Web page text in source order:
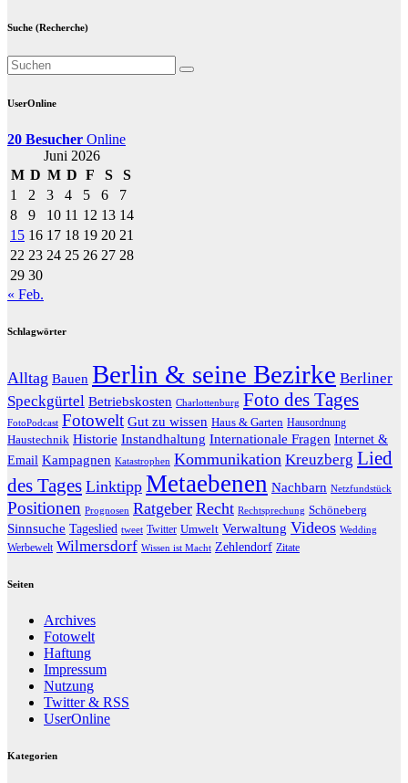
Suche (Recherche)
UserOnline
20 Besucher Online
Juni 2026
M D M D F S
S
1
2 3 4 5 6
7
8
9 10 11 12 13 14
15 16 17 18 19 20 21
22 23 24 25 26 27 28
29 30
« Feb.
Schlagwörter
Alltag Bauen Berlin & seine Bezirke Berliner
Speckgürtel Betriebskosten Charlottenburg Foto des Tages
FotoPodcast Fotowelt Gut zu wissen Haus & Garten Hausordnung
Haustechnik Historie Instandhaltung Internationale Fragen Internet &
Email Kampagnen Katastrophen Kommunikation Kreuzberg Lied
des Tages Linktipp Metaebenen Nachbarn Netzfundstück
Positionen Prognosen Ratgeber Recht Rechtsprechung Schöneberg
Sinnsuche Tageslied tweet Twitter Umwelt Verwaltung Videos Wedding
Werbewelt Wilmersdorf Wissen ist Macht Zehlendorf Zitate
Seiten
Archives
Fotowelt
Haftung
Impressum
Nutzung
Twitter & RSS
UserOnline
Kategorien